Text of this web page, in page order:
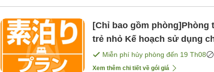
[Chỉ bao gồm phòng]Phòng
trẻ nhỏ Kế hoạch sử dụng cho các dịp cưới hỏi, tang
lễ[Miễn phí cho trẻ dưới tiểu
ăn]
Miễn phí hủy phòng đến 19 Th08
Xem thêm chi tiết về gói giá